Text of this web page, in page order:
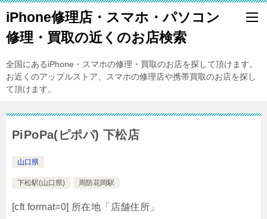
iPhone修理店・スマホ・パソコン
修理・買取の近くのお店検索
全国にあるiPhone・スマホの修理・買取のお店を探して頂けます。
お近くのアップルストア、スマホの修理店や携帯買取のお店を探し
て頂けます。
PiPoPa(ピポパ) 下松店
山口県
下松駅(山口県) 周防花岡駅
[cft format=0] 所在地「店舗住所」